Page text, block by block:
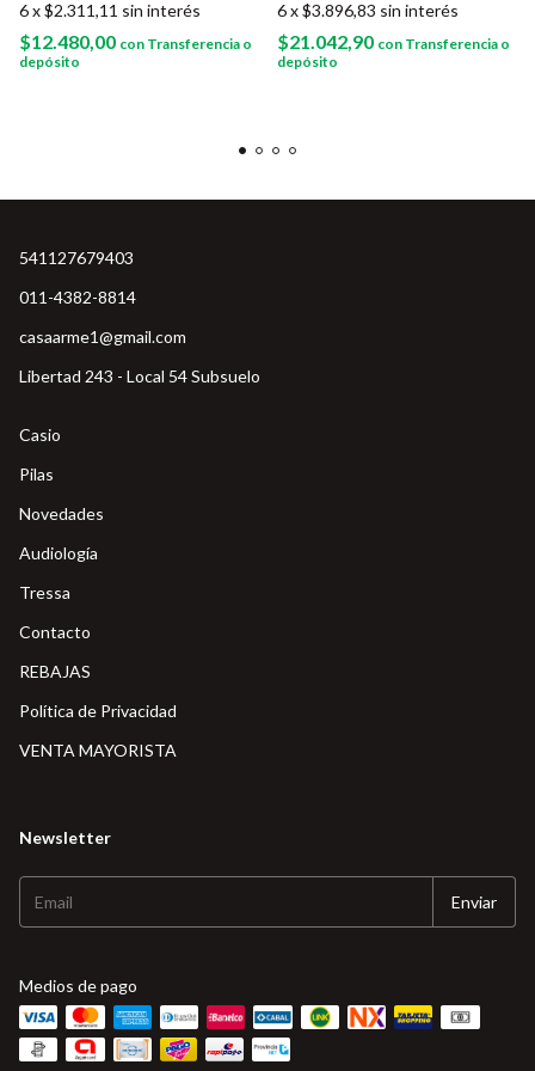
6x$2.311,11 sin interés
$12.480,00 con Transferencia o
depósito
6x$3.896,83 sin interés
$21.042,90 con Transferencia o
depósito
541127679403
011-4382-8814
casaarme1@gmail.com
Libertad 243 - Local 54 Subsuelo
Casio
Pilas
Novedades
Audiología
Tressa
Contacto
REBAJAS
Política de Privacidad
VENTA MAYORISTA
Newsletter
Medios de pago